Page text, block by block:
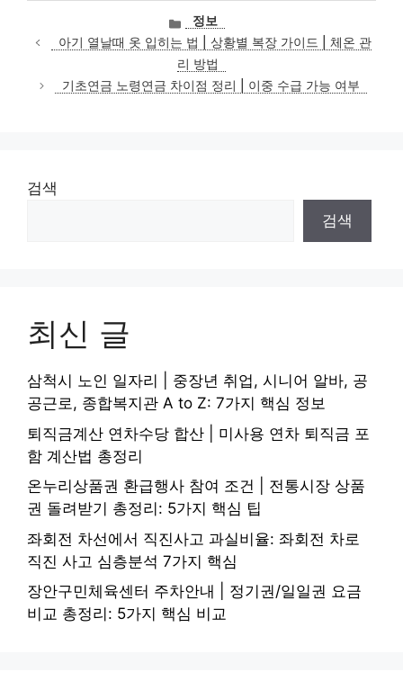
카
테
고
리
정보
아기 열날때 옷 입히는 법 | 상황별 복장 가이드 | 체온 관
리 방법
기초연금 노령연금 차이점 정리 | 이중 수급 가능 여부
검색
검색
최신 글
삼척시 노인 일자리 | 중장년 취업, 시니어 알바, 공
공근로, 종합복지관 A to Z: 7가지 핵심 정보
퇴직금계산 연차수당 합산 | 미사용 연차 퇴직금 포
함 계산법 총정리
온누리상품권 환급행사 참여 조건 | 전통시장 상품
권 돌려받기 총정리: 5가지 핵심 팁
좌회전 차선에서 직진사고 과실비율: 좌회전 차로
직진 사고 심층분석 7가지 핵심
장안구민체육센터 주차안내 | 정기권/일일권 요금
비교 총정리: 5가지 핵심 비교